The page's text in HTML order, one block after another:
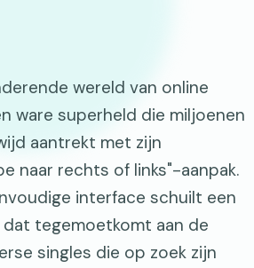
wereld van online
ware superheld die miljoenen
aantrekt met zijn
naar rechts of links"-aanpak.
interface schuilt een
tegemoetkomt aan de
singles die op zoek zijn